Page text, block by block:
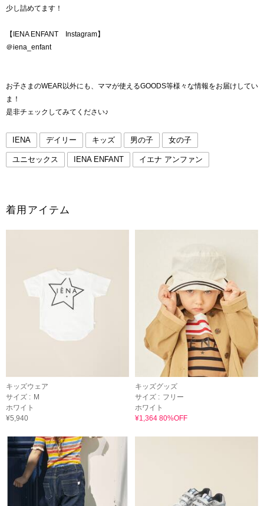
少し詰めてます！
【IENA ENFANT Instagram】
＠iena_enfant
お子さまのWEAR以外にも、ママが使えるGOODS等様々な情報をお届けしてい
ま！
是非チェックしてみてください♪
IENA デイリー キッズ 男の子 女の子
ユニセックス IENA ENFANT イエナ アンファン
着用アイテム
キッズウェア
サイズ : M
ホワイト
¥5,940
キッズグッズ
サイズ : フリー
ホワイト
¥1,364 80%OFF